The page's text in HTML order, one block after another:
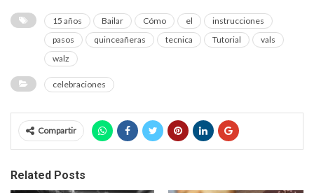
15 años Bailar Cómo el
instrucciones
pasos
quinceañeras tecnica Tutorial
vals
walz
celebraciones
Compartir
Related Posts